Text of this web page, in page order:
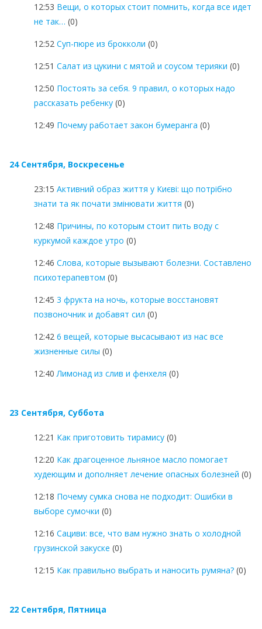
12:53 Вещи, о которых стоит помнить, когда все идет
не так… (0)
12:52 Суп-пюре из брокколи (0)
12:51 Салат из цукини с мятой и соусом терияки (0)
12:50 Постоять за себя. 9 правил, о которых надо
рассказать ребенку (0)
12:49 Почему работает закон бумеранга (0)
24 Сентября, Воскресенье
23:15 Активний образ життя у Києві: що потрібно
знати та як почати змінювати життя (0)
12:48 Причины, по которым стоит пить воду с
куркумой каждое утро (0)
12:46 Слова, которые вызывают болезни. Составлено
психотерапевтом (0)
12:45 3 фрукта на ночь, которые восстановят
позвоночник и добавят сил (0)
12:42 6 вещей, которые высасывают из нас все
жизненные силы (0)
12:40 Лимонад из слив и фенхеля (0)
23 Сентября, Суббота
12:21 Как приготовить тирамису (0)
12:20 Как драгоценное льняное масло помогает
худеющим и дополняет лечение опасных болезней (0)
12:18 Почему сумка снова не подходит: Ошибки в
выборе сумочки (0)
12:16 Сациви: все, что вам нужно знать о холодной
грузинской закуске (0)
12:15 Как правильно выбрать и наносить румяна? (0)
22 Сентября, Пятница